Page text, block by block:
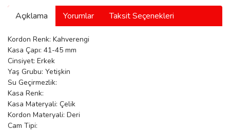
Manoir
Açıklama Yorumlar Taksit Seçenekleri
Kordon Renk: Kahverengi
Kasa Çapı: 41-45 mm
Cinsiyet: Erkek
Yaş Grubu: Yetişkin
Su Geçirmezlik:
Kasa Renk:
Kasa Materyali: Çelik
Kordon Materyali: Deri
Cam Tipi: